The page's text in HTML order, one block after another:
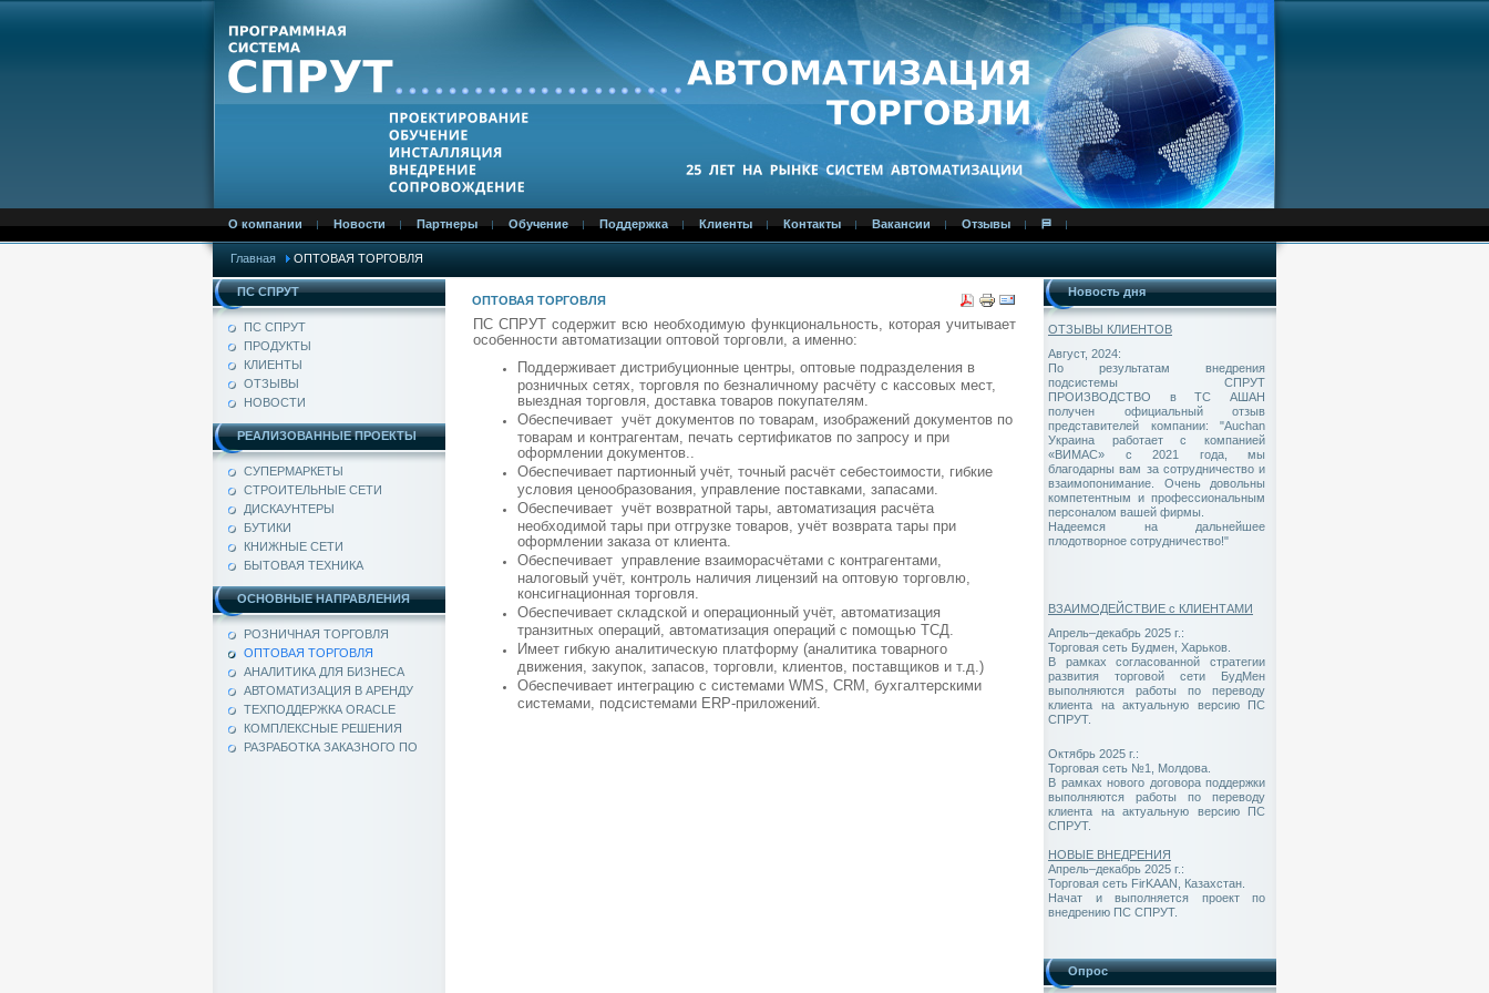
О компании Новости Партнеры Обучение Поддержка Клиенты Контакты Вакансии Отзывы ⛿
Главная ОПТОВАЯ ТОРГОВЛЯ
ПС СПРУТ
ПС СПРУТ
ПРОДУКТЫ
КЛИЕНТЫ
ОТЗЫВЫ
НОВОСТИ
РЕАЛИЗОВАННЫЕ ПРОЕКТЫ
СУПЕРМАРКЕТЫ
СТРОИТЕЛЬНЫЕ СЕТИ
ДИСКАУНТЕРЫ
БУТИКИ
КНИЖНЫЕ СЕТИ
БЫТОВАЯ ТЕХНИКА
ОСНОВНЫЕ НАПРАВЛЕНИЯ
РОЗНИЧНАЯ ТОРГОВЛЯ
ОПТОВАЯ ТОРГОВЛЯ
АНАЛИТИКА ДЛЯ БИЗНЕСА
АВТОМАТИЗАЦИЯ В АРЕНДУ
ТЕХПОДДЕРЖКА ORACLE
КОМПЛЕКСНЫЕ РЕШЕНИЯ
РАЗРАБОТКА ЗАКАЗНОГО ПО
ОПТОВАЯ ТОРГОВЛЯ
ПС СПРУТ содержит всю необходимую функциональность, которая учитывает
особенности автоматизации оптовой торговли, а именно:
Поддерживает дистрибуционные центры, оптовые подразделения в
розничных сетях, торговля по безналичному расчёту с кассовых мест,
выездная торговля, доставка товаров покупателям.
Обеспечивает учёт документов по товарам, изображений документов по
товарам и контрагентам, печать сертификатов по запросу и при
оформлении документов..
Обеспечивает партионный учёт, точный расчёт себестоимости, гибкие
условия ценообразования, управление поставками, запасами.
Обеспечивает учёт возвратной тары, автоматизация расчёта
необходимой тары при отгрузке товаров, учёт возврата тары при
оформлении заказа от клиента.
Обеспечивает управление взаиморасчётами с контрагентами,
налоговый учёт, контроль наличия лицензий на оптовую торговлю,
консигнационная торговля.
Обеспечивает складской и операционный учёт, автоматизация
транзитных операций, автоматизация операций с помощью ТСД.
Имеет гибкую аналитическую платформу (аналитика товарного
движения, закупок, запасов, торговли, клиентов, поставщиков и т.д.)
Обеспечивает интеграцию с системами WMS, CRM, бухгалтерскими
системами, подсистемами ERP-приложений.
Новость дня
ОТЗЫВЫ КЛИЕНТОВ
Август, 2024:
По результатам внедрения
подсистемы СПPУТ
ПРОИЗВОДСТВО в ТС АШАН
получен официальный отзыв
представителей компании: "Auchan
Украина работает с компанией
«ВИМАС» с 2021 года, мы
благодарны вам за сотрудничество и
взаимопонимание. Очень довольны
компетентным и профессиональным
персоналом вашей фирмы.
Надеемся на дальнейшее
плодотворное сотрудничество!"
ВЗАИМОДЕЙСТВИЕ с КЛИЕНТАМИ
Апрель–декабрь 2025 г.:
Торговая сеть Будмен, Харьков.
В рамках согласованной стратегии
развития торговой сети БудМен
выполняются работы по переводу
клиента на актуальную версию ПС
СПРУТ.
Октябрь 2025 г.:
Торговая сеть №1, Молдова.
В рамках нового договора поддержки
выполняются работы по переводу
клиента на актуальную версию ПС
СПРУТ.
НОВЫЕ ВНЕДРЕНИЯ
Апрель–декабрь 2025 г.:
Торговая сеть FirKAAN, Казахстан.
Начат и выполняется проект по
внедрению ПС СПРУТ.
Опрос